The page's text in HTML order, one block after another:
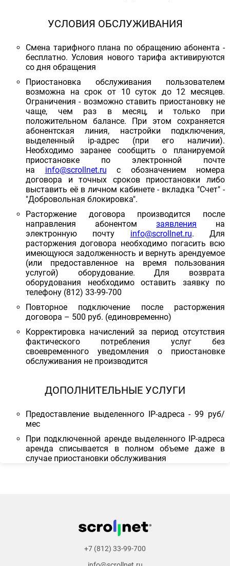
УСЛОВИЯ ОБСЛУЖИВАНИЯ
Смена тарифного плана по обращению абонента -
бесплатно. Условия нового тарифа активируются
со дня обращения
Приостановка обслуживания пользователем
возможна на срок от 10 суток до 12 месяцев.
Ограничения - возможно ставить приостановку не
чаще, чем раз в месяц, и только при
положительном балансе. При этом сохраняется
абонентская линия, настройки подключения,
выделенный ip-адрес (при его наличии).
Необходимо заранее сообщить о планируемой
приостановке по электронной почте
на info@scrollnet.ru с обозначением номера
договора и точных сроков приостановки либо
выставить её в личном кабинете - вкладка "Счет" -
"Добровольная блокировка".
Расторжение договора производится после
направления абонентом заявления на
электронную почту info@scrollnet.ru. Для
расторжения договора необходимо погасить всю
имеющуюся задолженность и вернуть арендуемое
(или предоставленное на время пользования
услугой) оборудование. Для возврата
оборудования необходимо оставить заявку по
телефону (812) 33-99-700
Повторное подключение после расторжения
договора – 500 руб. (единовременно)
Корректировка начислений за период отсутствия
фактического потребления услуг без
своевременного уведомления о приостановке
обслуживания не производится
ДОПОЛНИТЕЛЬНЫЕ УСЛУГИ
Предоставление выделенного IP-адреса - 99 руб/
мес
При подключенной аренде выделенного IP-адреса
аренда списывается в полном объеме даже в
случае приостановки обслуживания
+7 (812) 33-99-700